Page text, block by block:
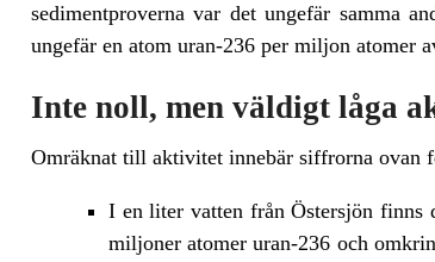
sedimentproverna var det ungefär samma
ungefär en atom uran-236 per miljon atomer
Inte noll, men väldigt låga
Omräknat till aktivitet innebär siffrorna ovan
I en liter vatten från Östersjön finns
miljoner atomer uran-236 och